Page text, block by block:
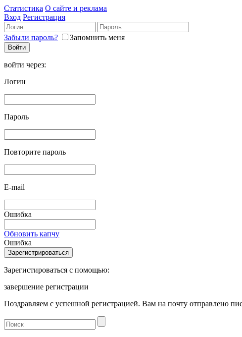
Статистика О сайте и реклама
Вход Регистрация
Забыли пароль? Запомнить меня
войти через:
Логин
Пароль
Повторите пароль
E-mail
Ошибка
Обновить капчу
Ошибка
Зарегистироваться с помощью:
завершение регистрации
Поздравляем с успешной регистрацией. Вам на почту отправлено